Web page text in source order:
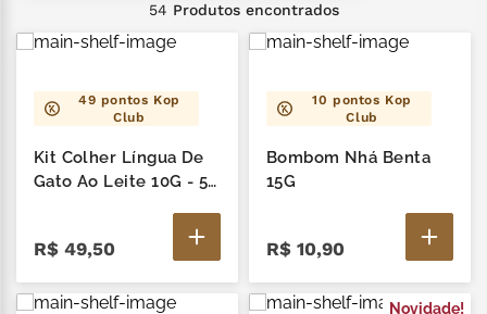
54 Produtos
49 pontos Kop
Club
Kit Colher Língua De
Gato Ao Leite 10G - 5
R$ 49,50
10 pontos Kop
Club
Bombom Nhá Benta
15G
R$ 10,90
Novidade!
trufa
nhá benta kopenhagen
zero lactose